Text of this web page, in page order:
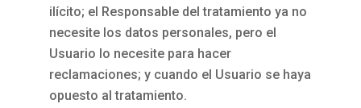
ilícito; el Responsable del tratamiento ya no
necesite los datos personales, pero el
Usuario lo necesite para hacer
reclamaciones; y cuando el Usuario se haya
opuesto al tratamiento.